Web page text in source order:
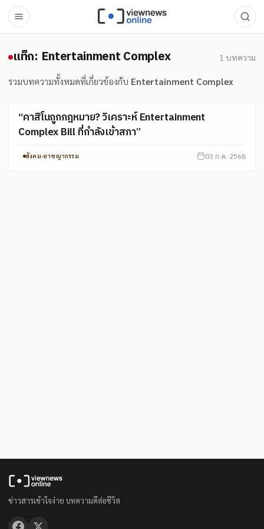
แท็ก: Entertainment Complex
แท็ก: Entertainment Complex 1 บทความ
รวมบทความทั้งหมดที่เกี่ยวข้องกับ Entertainment Complex
“คาสิโนถูกกฎหมาย? วิเคราะห์ Entertainment
Complex Bill ที่กำลังเข้าสภา”
สังคม-อาชญากรรม 03 ก.ค. 2568
ข่าวสารเข้าใจง่าย บทความดีต่อชีวิต